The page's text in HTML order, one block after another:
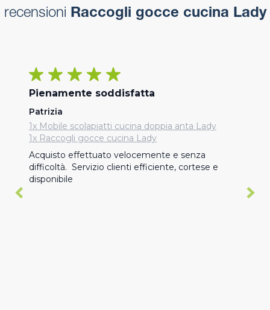
recensioni Raccogli gocce cucina Lady
Pienamente soddisfatta
Patrizia
1x Mobile scolapiatti cucina doppia anta Lady
1x Raccogli gocce cucina Lady
Acquisto effettuato velocemente e senza
difficoltà.  Servizio clienti efficiente, cortese e
disponibile